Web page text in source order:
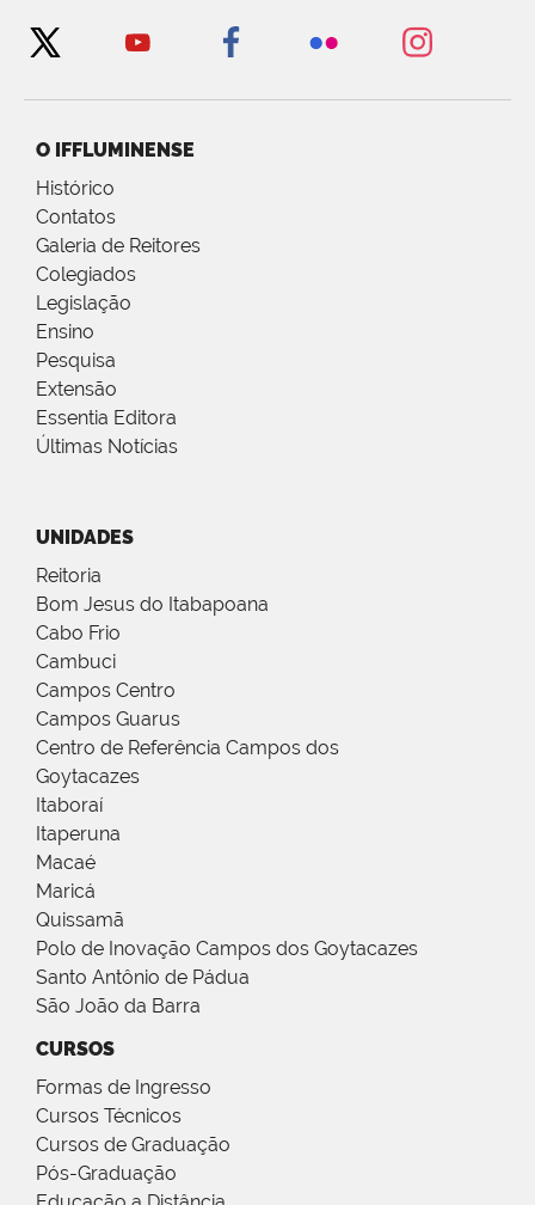
O IFFLUMINENSE
Histórico
Contatos
Galeria de Reitores
Colegiados
Legislação
Ensino
Pesquisa
Extensão
Essentia Editora
Últimas Notícias
UNIDADES
Reitoria
Bom Jesus do Itabapoana
Cabo Frio
Cambuci
Campos Centro
Campos Guarus
Centro de Referência Campos dos
Goytacazes
Itaboraí
Itaperuna
Macaé
Maricá
Quissamã
Polo de Inovação Campos dos Goytacazes
Santo Antônio de Pádua
São João da Barra
CURSOS
Formas de Ingresso
Cursos Técnicos
Cursos de Graduação
Pós-Graduação